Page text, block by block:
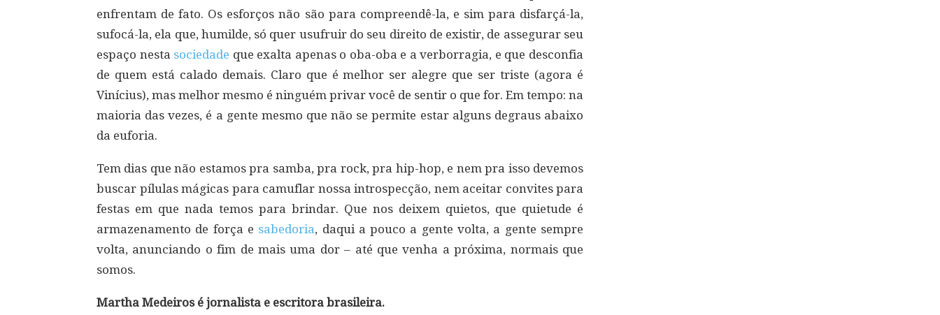
enfrentam de fato. Os esforços não são para compreendê-la, e sim para disfarçá-la,
sufocá-la, ela que, humilde, só quer usufruir do seu direito de existir, de assegurar seu
espaço nesta sociedade que exalta apenas o oba-oba e a verborragia, e que desconfia
de quem está calado demais. Claro que é melhor ser alegre que ser triste (agora é
Vinícius), mas melhor mesmo é ninguém privar você de sentir o que for. Em tempo: na
maioria das vezes, é a gente mesmo que não se permite estar alguns degraus abaixo
da euforia.
Tem dias que não estamos pra samba, pra rock, pra hip-hop, e nem pra isso devemos
buscar pílulas mágicas para camuflar nossa introspecção, nem aceitar convites para
festas em que nada temos para brindar. Que nos deixem quietos, que quietude é
armazenamento de força e sabedoria, daqui a pouco a gente volta, a gente sempre
volta, anunciando o fim de mais uma dor – até que venha a próxima, normais que
somos.
Martha Medeiros é jornalista e escritora brasileira.